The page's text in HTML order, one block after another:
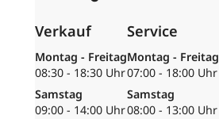
Verkauf
Montag - Freitag
08:30 - 18:30 Uhr
Samstag
09:00 - 14:00 Uhr
Service
Montag - Freitag
07:00 - 18:00 Uhr
Samstag
08:00 - 13:00 Uhr